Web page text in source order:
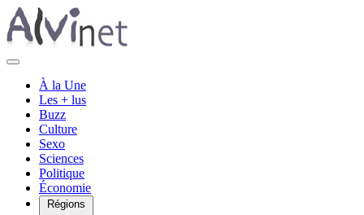
À la Une
Les + lus
Buzz
Culture
Sexo
Sciences
Politique
Économie
Régions